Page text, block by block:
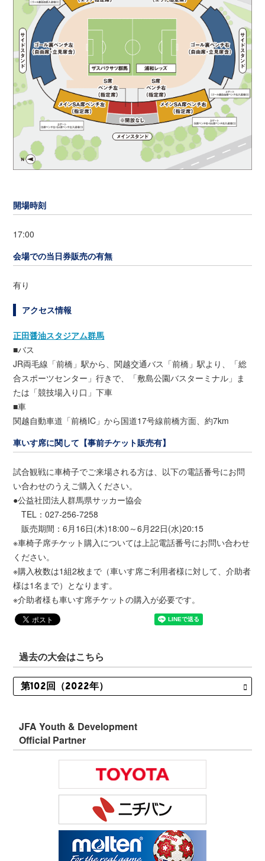
開場時刻
17:00
会場での当日券販売の有無
有り
アクセス情報
正田醤油スタジアム群馬
■バス
JR両毛線「前橋」駅から、関越交通バス「前橋」駅より、「総
合スポーツセンター」行きで、「敷島公園バスターミナル」ま
たは「競技場入り口」下車
■車
関越自動車道「前橋IC」から国道17号線前橋方面、約7km
車いす席に関して【事前チケット販売有】
試合観戦に車椅子でご来場される方は、以下の電話番号にお問
い合わせのうえご購入ください。
●公益社団法人群馬県サッカー協会
TEL：027-256-7258
販売期間：6月16日(木)18:00～6月22日(水)20:15
※車椅子席チケット購入については上記電話番号にお問い合わせ
ください。
※購入枚数は1組2枚まで（車いす席ご利用者様に対して、介助者
様は1名まで）となります。
※介助者様も車いす席チケットの購入が必要です。
過去の大会はこちら
JFA Youth & Development
Official Partner